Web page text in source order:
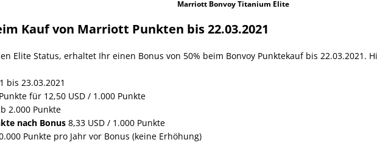
Marriott Bonvoy Titanium Elite
Kauf von Marriott Punkten bis 22.03.2021
Elite Status, erhaltet Ihr einen Bonus von 50% beim Bonvoy Punktekauf bis 22.03.2021.
bis 23.03.2021
für 12,50 USD / 1.000 Punkte
2.000 Punkte
nach Bonus 8,33 USD / 1.000 Punkte
Punkte pro Jahr vor Bonus (keine Erhöhung)